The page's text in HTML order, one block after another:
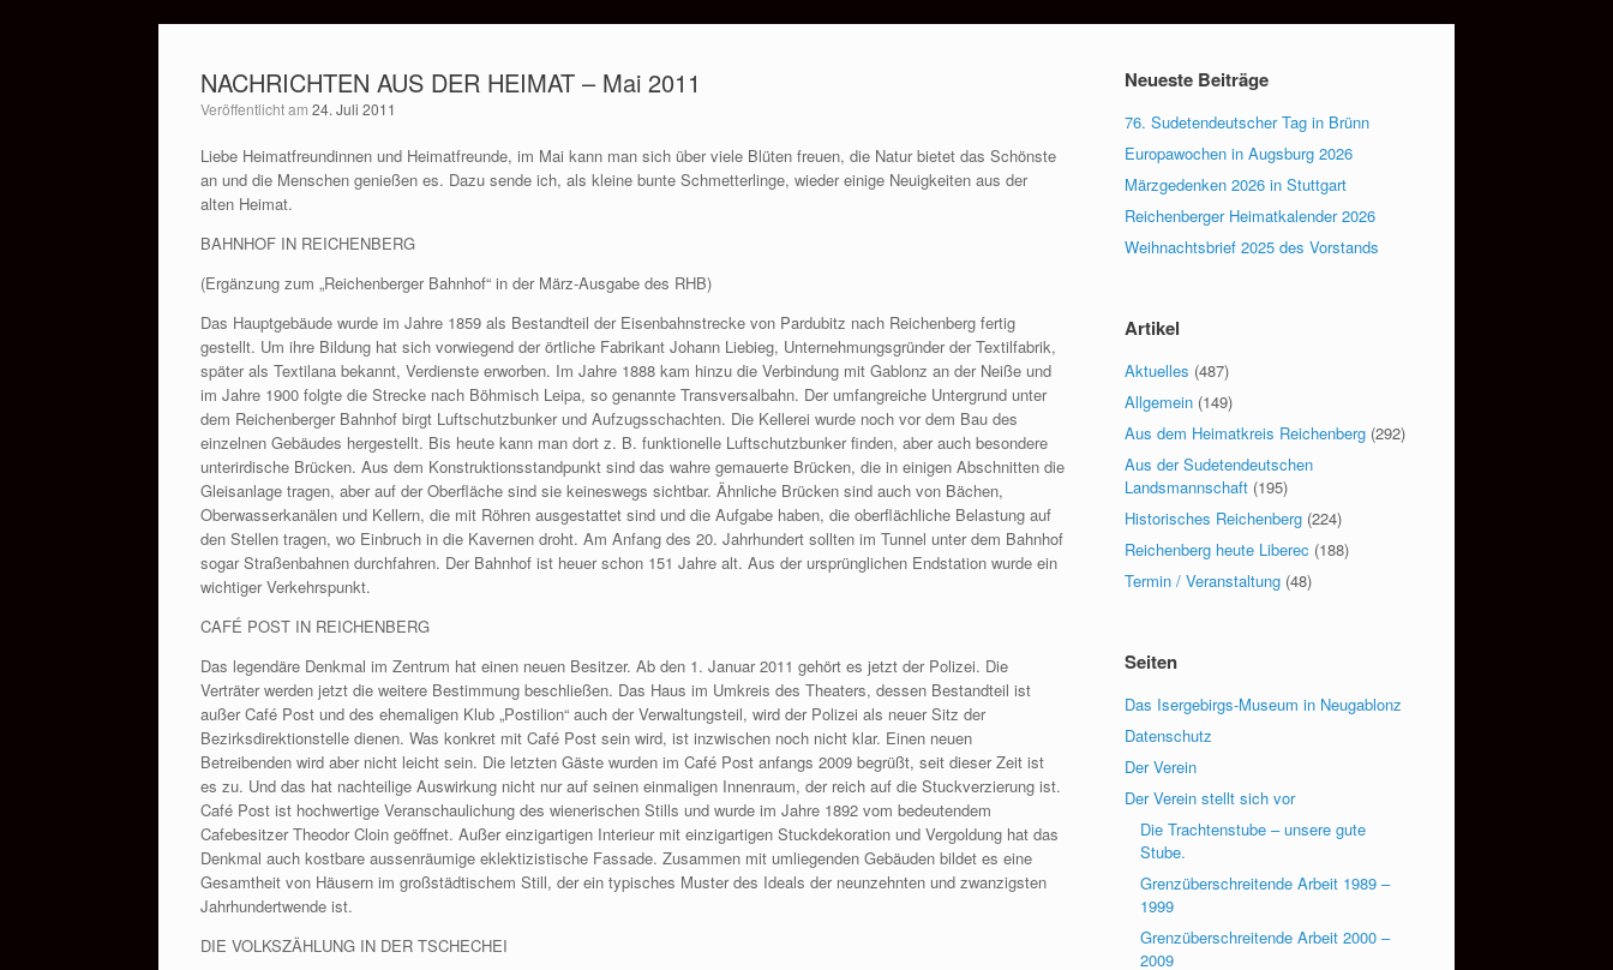
springenNACHRICHTEN AUS DER HEIMAT – Mai 2011
Veröffentlicht am 24. Juli 2011
Liebe Heimatfreundinnen und Heimatfreunde, im Mai kann man sich über viele Blüten freuen, die Natur bietet das Schönste
an und die Menschen genießen es. Dazu sende ich, als kleine bunte Schmetterlinge, wieder einige Neuigkeiten aus der
alten Heimat.
BAHNHOF IN REICHENBERG
(Ergänzung zum „Reichenberger Bahnhof“ in der März-Ausgabe des RHB)
Das Hauptgebäude wurde im Jahre 1859 als Bestandteil der Eisenbahnstrecke von Pardubitz nach Reichenberg fertig
gestellt. Um ihre Bildung hat sich vorwiegend der örtliche Fabrikant Johann Liebieg, Unternehmungsgründer der Textilfabrik,
später als Textilana bekannt, Verdienste erworben. Im Jahre 1888 kam hinzu die Verbindung mit Gablonz an der Neiße und
im Jahre 1900 folgte die Strecke nach Böhmisch Leipa, so genannte Transversalbahn. Der umfangreiche Untergrund unter
dem Reichenberger Bahnhof birgt Luftschutzbunker und Aufzugsschachten. Die Kellerei wurde noch vor dem Bau des
einzelnen Gebäudes hergestellt. Bis heute kann man dort z. B. funktionelle Luftschutzbunker finden, aber auch besondere
unterirdische Brücken. Aus dem Konstruktionsstandpunkt sind das wahre gemauerte Brücken, die in einigen Abschnitten die
Gleisanlage tragen, aber auf der Oberfläche sind sie keineswegs sichtbar. Ähnliche Brücken sind auch von Bächen,
Oberwasserkanälen und Kellern, die mit Röhren ausgestattet sind und die Aufgabe haben, die oberflächliche Belastung auf
den Stellen tragen, wo Einbruch in die Kavernen droht. Am Anfang des 20. Jahrhundert sollten im Tunnel unter dem Bahnhof
sogar Straßenbahnen durchfahren. Der Bahnhof ist heuer schon 151 Jahre alt. Aus der ursprünglichen Endstation wurde ein
wichtiger Verkehrspunkt.
CAFÉ POST IN REICHENBERG
Das legendäre Denkmal im Zentrum hat einen neuen Besitzer. Ab den 1. Januar 2011 gehört es jetzt der Polizei. Die
Verträter werden jetzt die weitere Bestimmung beschließen. Das Haus im Umkreis des Theaters, dessen Bestandteil ist
außer Café Post und des ehemaligen Klub „Postilion“ auch der Verwaltungsteil, wird der Polizei als neuer Sitz der
Bezirksdirektionstelle dienen. Was konkret mit Café Post sein wird, ist inzwischen noch nicht klar. Einen neuen
Betreibenden wird aber nicht leicht sein. Die letzten Gäste wurden im Café Post anfangs 2009 begrüßt, seit dieser Zeit ist
es zu. Und das hat nachteilige Auswirkung nicht nur auf seinen einmaligen Innenraum, der reich auf die Stuckverzierung ist.
Café Post ist hochwertige Veranschaulichung des wienerischen Stills und wurde im Jahre 1892 vom bedeutendem
Cafebesitzer Theodor Cloin geöffnet. Außer einzigartigen Interieur mit einzigartigen Stuckdekoration und Vergoldung hat das
Denkmal auch kostbare aussenräumige eklektizistische Fassade. Zusammen mit umliegenden Gebäuden bildet es eine
Gesamtheit von Häusern im großstädtischem Still, der ein typisches Muster des Ideals der neunzehnten und zwanzigsten
Jahrhundertwende ist.
DIE VOLKSZÄHLUNG IN DER TSCHECHEI
Neueste Beiträge
76. Sudetendeutscher Tag in Brünn
Europawochen in Augsburg 2026
Märzgedenken 2026 in Stuttgart
Reichenberger Heimatkalender 2026
Weihnachtsbrief 2025 des Vorstands
Artikel
Aktuelles (487)
Allgemein (149)
Aus dem Heimatkreis Reichenberg (292)
Aus der Sudetendeutschen
Landsmannschaft (195)
Historisches Reichenberg (224)
Reichenberg heute Liberec (188)
Termin / Veranstaltung (48)
Seiten
Das Isergebirgs-Museum in Neugablonz
Datenschutz
Der Verein
Der Verein stellt sich vor
Die Trachtenstube – unsere gute
Stube.
Grenzüberschreitende Arbeit 1989 –
1999
Grenzüberschreitende Arbeit 2000 –
2009